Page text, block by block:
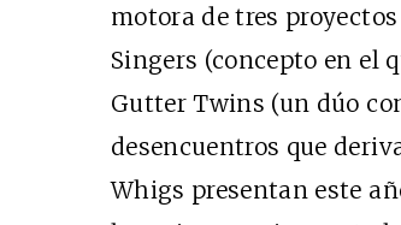
motora de tres
Singers (concepto en el
Gutter Twins (un dúo
desencuentros que
Whigs presentan este